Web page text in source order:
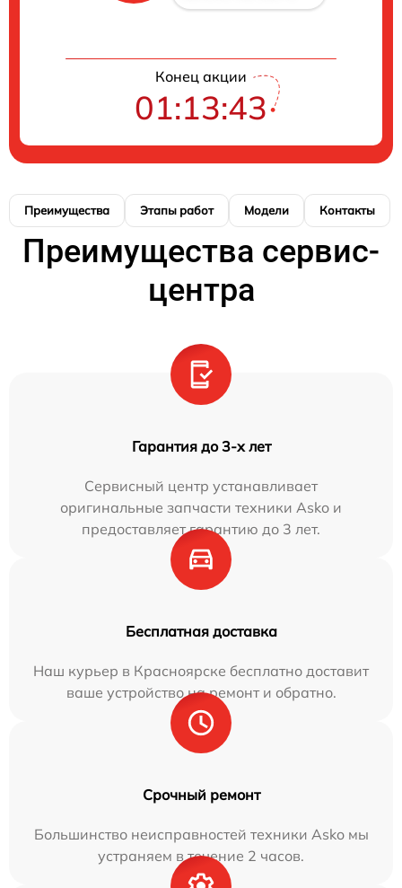
Конец акции
01:13:42
Преимущества Этапы работ Модели Контакты
Преимущества сервис-
центра
Гарантия до 3-х лет
Сервисный центр устанавливает
оригинальные запчасти техники Asko и
предоставляет гарантию до 3 лет.
Бесплатная доставка
Наш курьер в Красноярске бесплатно доставит
ваше устройство на ремонт и обратно.
Срочный ремонт
Большинство неисправностей техники Asko мы
устраняем в течение 2 часов.